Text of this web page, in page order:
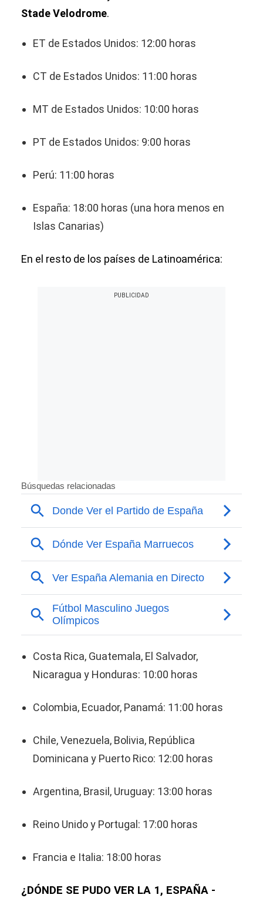
Stade Velodrome.
ET de Estados Unidos: 12:00 horas
CT de Estados Unidos: 11:00 horas
MT de Estados Unidos: 10:00 horas
PT de Estados Unidos: 9:00 horas
Perú: 11:00 horas
España: 18:00 horas (una hora menos en
Islas Canarias)
En el resto de los países de Latinoamérica:
Costa Rica, Guatemala, El Salvador,
Nicaragua y Honduras: 10:00 horas
Colombia, Ecuador, Panamá: 11:00 horas
Chile, Venezuela, Bolivia, República
Dominicana y Puerto Rico: 12:00 horas
Argentina, Brasil, Uruguay: 13:00 horas
Reino Unido y Portugal: 17:00 horas
Francia e Italia: 18:00 horas
¿DÓNDE SE PUDO VER LA 1, ESPAÑA -